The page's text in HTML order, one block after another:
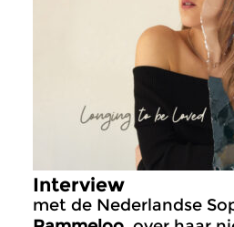
Interview
met de Nederlandse